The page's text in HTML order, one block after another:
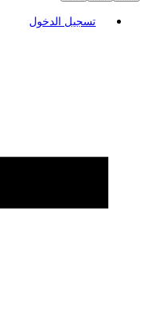
تسجيل الدخول